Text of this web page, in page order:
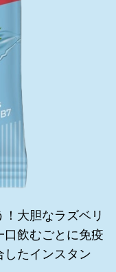
大胆なラズベリ
飲むごとに免疫
たインスタン